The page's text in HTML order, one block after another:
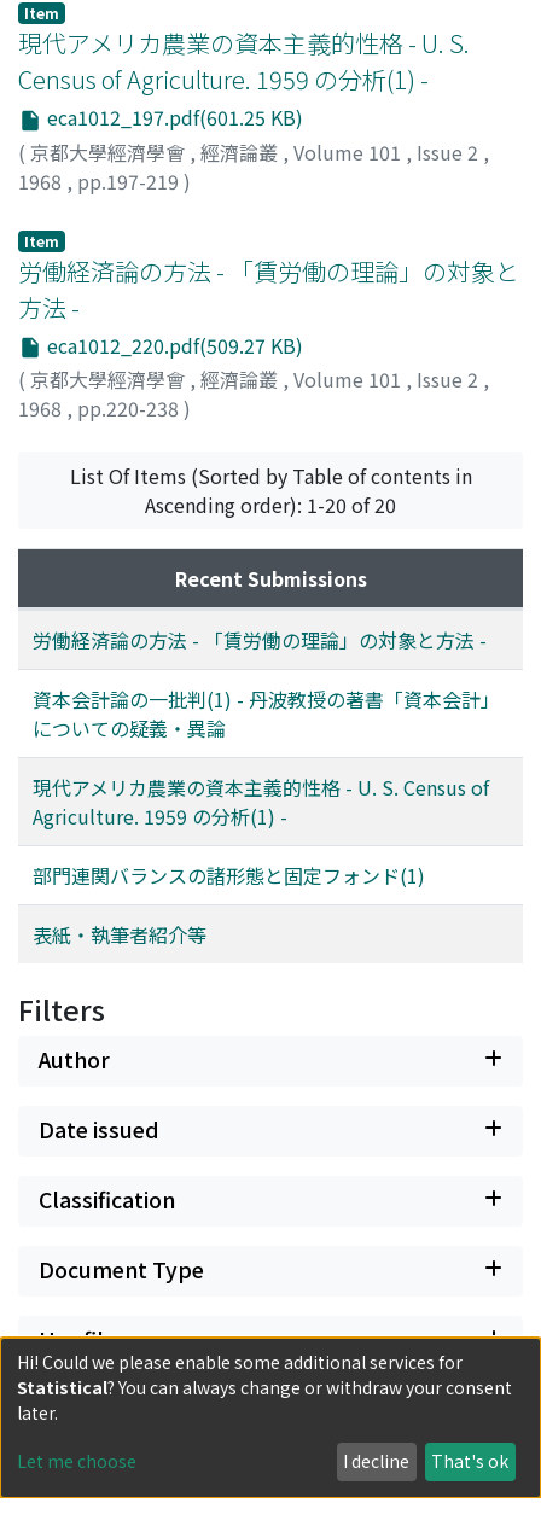
Item
現代アメリカ農業の資本主義的性格 - U. S.
Census of Agriculture. 1959 の分析(1) -
eca1012_197.pdf(601.25 KB)
( 京都大學經濟學會 , 經濟論叢 , Volume 101 , Issue 2 ,
1968 , pp.197-219 )
Item
労働経済論の方法 - 「賃労働の理論」の対象と
方法 -
eca1012_220.pdf(509.27 KB)
( 京都大學經濟學會 , 經濟論叢 , Volume 101 , Issue 2 ,
1968 , pp.220-238 )
List Of Items (Sorted by Table of contents in
Ascending order): 1-20 of 20
Recent Submissions
労働経済論の方法 - 「賃労働の理論」の対象と方法 -
資本会計論の一批判(1) - 丹波教授の著書「資本会計」
についての疑義・異論
現代アメリカ農業の資本主義的性格 - U. S. Census of
Agriculture. 1959 の分析(1) -
部門連関バランスの諸形態と固定フォンド(1)
表紙・執筆者紹介等
Filters
Author
Date issued
Classification
Document Type
Has files
Powered by DSpace and JAIRO Crawler-List
All items in KURENAI are protected by original copyright,
Hi! Could we please enable some additional services for
Statistical? You can always change or withdraw your consent
later.
Let me choose I decline That's ok